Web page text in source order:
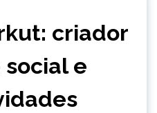
criador
e